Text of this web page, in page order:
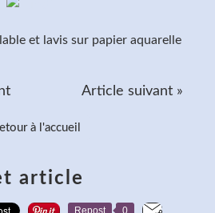
et lavis sur papier aquarelle
Article suivant »
à l'accueil
article
Repost 0